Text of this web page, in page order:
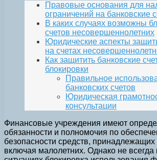
Правовые основания для
ограничений на банковские
В каких случаях возможны
счетов несовершеннолетних
Юридические аспекты
на счетах
Как защитить банковские
блокировки
Правильное
банковских счетов
Юридическая
консультации
Финансовые учреждения имеют
обязанности и полномочия по
безопасности средств,
включая малолетних. Однако не всегда